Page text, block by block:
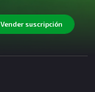
Vender suscripción